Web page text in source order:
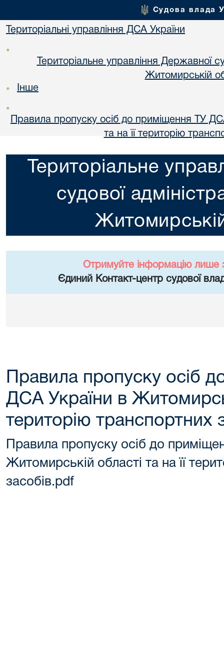
Судова влада
Територіальні управління ДСА України
•
Територіальне управління Державної
Житомирській
• Інше
•
Правила пропуску осіб до приміщення ТУ
та на її територію
Територіальне
судової
Отримуйте інформацію лише
Єдиний Контакт-центр судової
Правила пропуску осіб
ДСА України в
територію транспортних
Правила пропуску осіб до
Житомирській області та на її
засобів.pdf